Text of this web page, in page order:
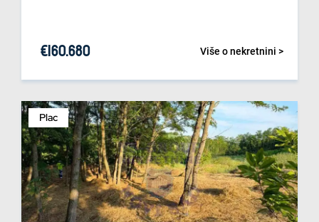
Više o nekretnini >
€160.680
Plac